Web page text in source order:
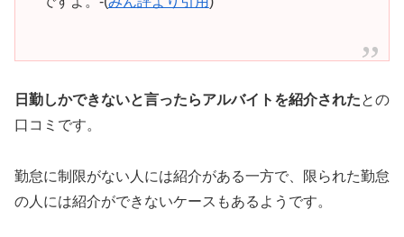
日勤しかできないと言ったらアルバイトを紹介されたとの
口コミです。
勤怠に制限がない人には紹介がある一方で、限られた勤怠
の人には紹介ができないケースもあるようです。